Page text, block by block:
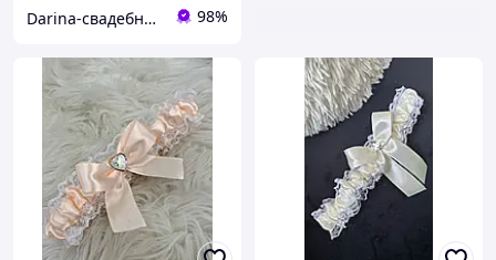
Darina-свадебные аксессуары для невесты 98%